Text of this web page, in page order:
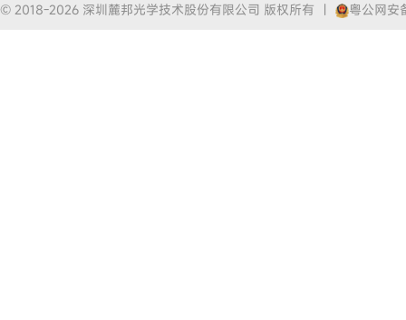
© 2018-2026 深圳麓邦光学技术股份有限公司 版权所有 粤公网安